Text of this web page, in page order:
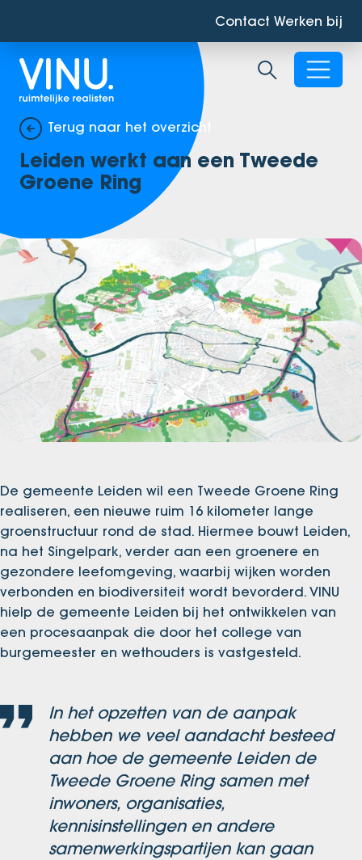
Contact Werken bij
Zoekbalk
Terug naar het overzicht
Leiden werkt aan een Tweede
Groene Ring
De gemeente Leiden wil een Tweede Groene Ring
realiseren, een nieuwe ruim 16 kilometer lange
groenstructuur rond de stad. Hiermee bouwt Leiden,
na het Singelpark, verder aan een groenere en
gezondere leefomgeving, waarbij wijken worden
verbonden en biodiversiteit wordt bevorderd. VINU
hielp de gemeente Leiden bij het ontwikkelen van
een procesaanpak die door het college van
burgemeester en wethouders is vastgesteld.
In het opzetten van de aanpak
hebben we veel aandacht besteed
aan hoe de gemeente Leiden de
Tweede Groene Ring samen met
inwoners, organisaties,
kennisinstellingen en andere
samenwerkingspartijen kan gaan